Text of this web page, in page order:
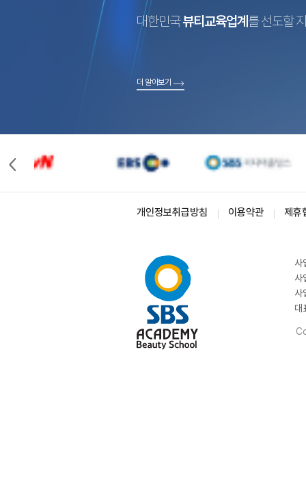
대한민국뷰티교육업계 를 선도할
더 알아보기
개인정보취급방침 이용약관 제휴
사
사
사
대